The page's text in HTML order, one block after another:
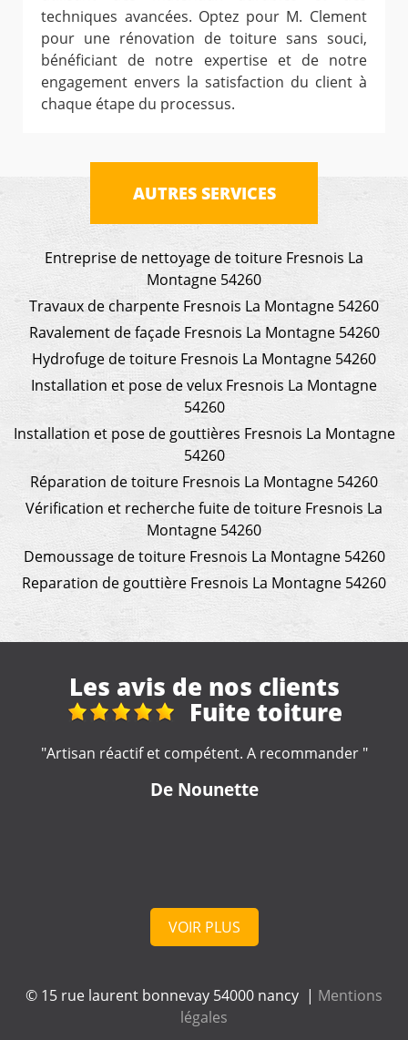
techniques avancées. Optez pour M. Clement
pour une rénovation de toiture sans souci,
bénéficiant de notre expertise et de notre
engagement envers la satisfaction du client à
chaque étape du processus.
AUTRES SERVICES
Entreprise de nettoyage de toiture Fresnois La
Montagne 54260
Travaux de charpente Fresnois La Montagne 54260
Ravalement de façade Fresnois La Montagne 54260
Hydrofuge de toiture Fresnois La Montagne 54260
Installation et pose de velux Fresnois La Montagne
54260
Installation et pose de gouttières Fresnois La Montagne
54260
Réparation de toiture Fresnois La Montagne 54260
Vérification et recherche fuite de toiture Fresnois La
Montagne 54260
Demoussage de toiture Fresnois La Montagne 54260
Reparation de gouttière Fresnois La Montagne 54260
Les avis de nos clients
reparation
"Très bonne entreprise, intervention rapide et
VOIR PLUS
© 15 rue laurent bonnevay 54000 nancy | Mentions
légales